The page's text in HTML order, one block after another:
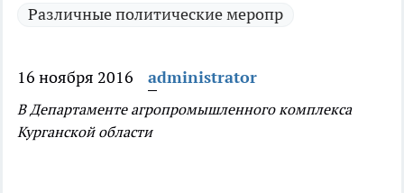
Различные политические меропр
16 ноября 2016 administrator
В Департаменте агропромышленного комплекса
Курганской области